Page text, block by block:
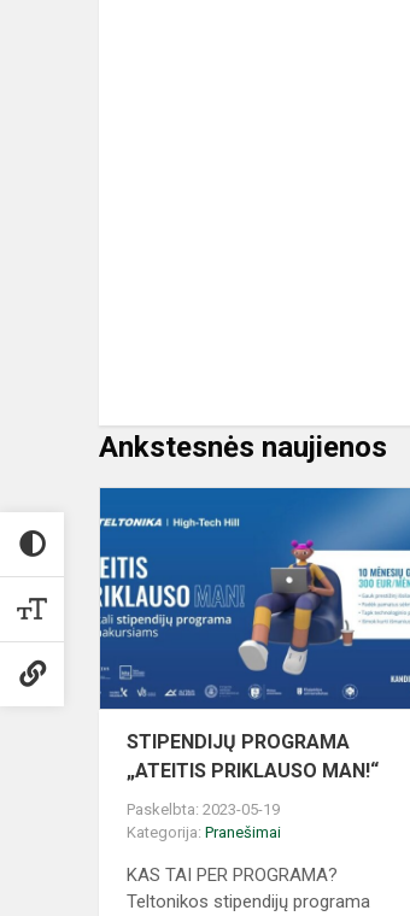
Ankstesnės naujienos
STIPENDIJŲ PROGRAMA
„ATEITIS PRIKLAUSO MAN!“
Paskelbta: 2023-05-19
Kategorija: Pranešimai
KAS TAI PER PROGRAMA?
Teltonikos stipendijų programa